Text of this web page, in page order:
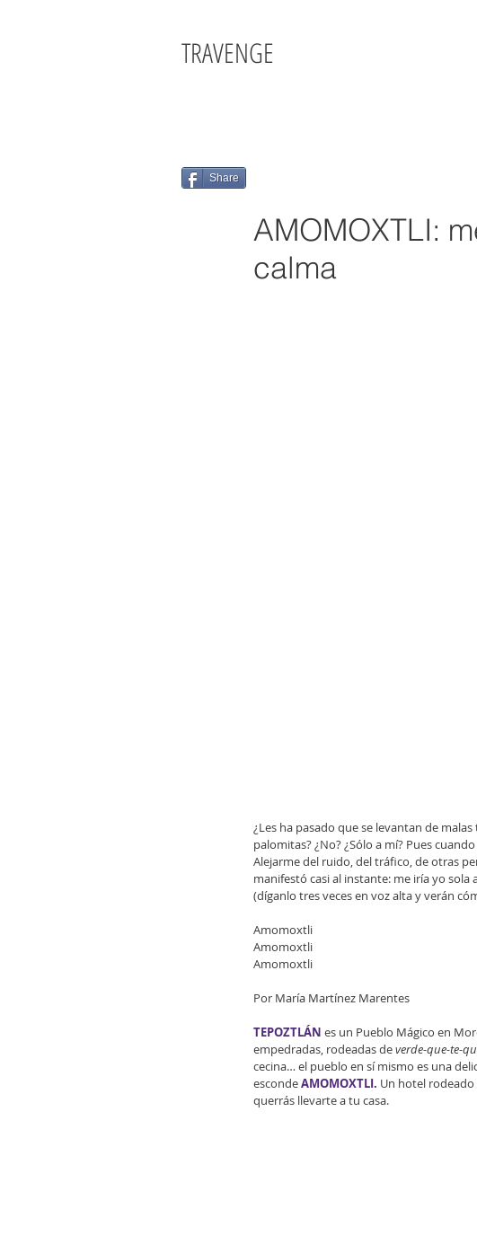
TRAVENGE
Share
AMOMOXTLI:
calma
¿Les ha pasado que se levantan de
palomitas? ¿No? ¿Sólo a mí? Pues
Alejarme del ruido, del tráfico, de otras
manifestó casi al instante: me iría yo
(díganlo tres veces en voz alta y verán
Amomoxtli
Amomoxtli
Amomoxtli
Por María Martínez Marentes
TEPOZTLÁN es un Pueblo Mágico en
empedradas, rodeadas de verde-que-te-
cecina… el pueblo en sí mismo es una
esconde AMOMOXTLI. Un hotel rodeado
querrás llevarte a tu casa.